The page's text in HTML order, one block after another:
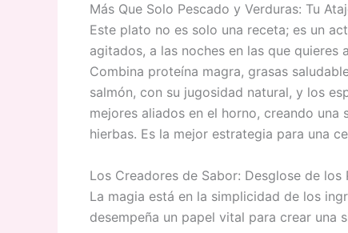
Más Que Solo Pescado y Verduras: Tu
Este plato no es solo una receta; es un
agitados, a las noches en las que
Combina proteína magra, grasas
salmón, con su jugosidad natural, y los
mejores aliados en el horno, creando
hierbas. Es la mejor estrategia para una
Los Creadores de Sabor: Desglose de los
La magia está en la simplicidad de los
desempeña un papel vital para crear una